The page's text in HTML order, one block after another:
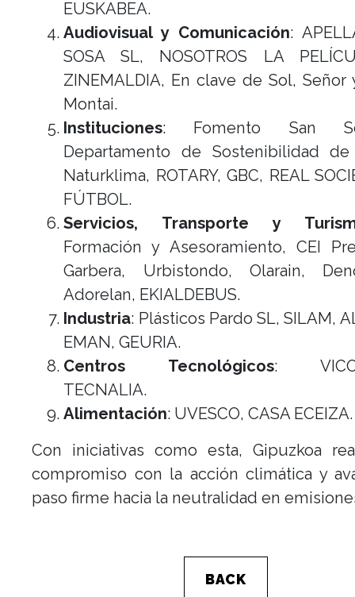
EUSKABEA.
Audiovisual y Comunicación:
SOSA SL, NOSOTROS LA
ZINEMALDIA, En clave de Sol, Señor
Montai.
Instituciones: Fomento San
Departamento de Sostenibilidad
Naturklima, ROTARY, GBC, REAL
FÚTBOL.
Servicios, Transporte y
Formación y Asesoramiento, CEI
Garbera, Urbistondo, Olarain,
Adorelan, EKIALDEBUS.
Industria: Plásticos Pardo SL, SILAM,
EMAN, GEURIA.
Centros Tecnológicos:
TECNALIA.
Alimentación: UVESCO, CASA ECEIZA.
Con iniciativas como esta, Gipuzkoa
compromiso con la acción climática y
paso firme hacia la neutralidad en
BACK